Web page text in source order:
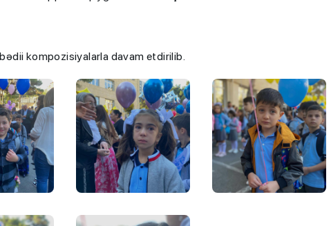
kompozisiyalarla davam etdirilib.